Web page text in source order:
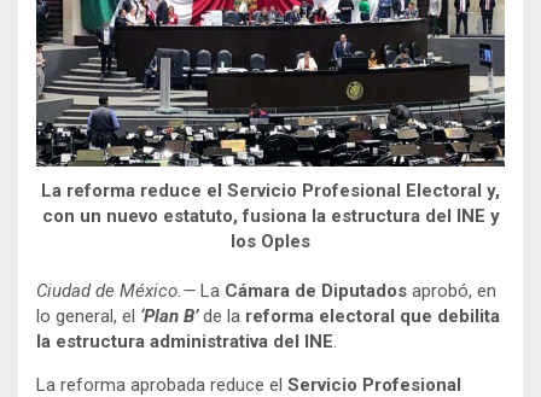
La reforma reduce el Servicio Profesional Electoral y,
con un nuevo estatuto, fusiona la estructura del INE y
los Oples
Ciudad de México.— La Cámara de Diputados aprobó, en
lo general, el ‘Plan B’de la reforma electoral que debilita
la estructura administrativa del INE
La reforma aprobada reduce el Servicio Profesional